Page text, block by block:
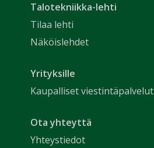
Talotekniikka-lehti
Tilaa lehti
Näköislehdet
Yrityksille
Kaupalliset viestintäpalvelut
Ota yhteyttä
Yhteystiedot